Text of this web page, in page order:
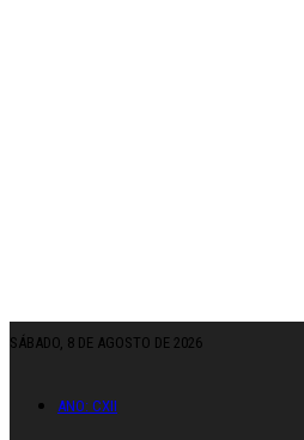
SÁBADO, 8 DE AGOSTO DE 2026
ANO: CXII